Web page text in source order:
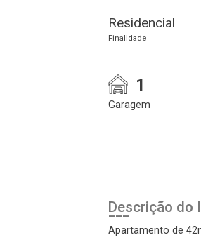
Residencial
Finalidade
1
Garagem
Descrição do
Apartamento de